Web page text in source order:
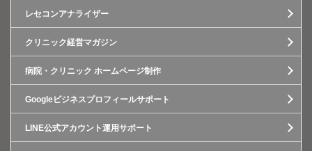
レセコンアナライザー
クリニック経営マガジン
病院・クリニック ホームページ制作
Googleビジネスプロフィールサポート
LINE公式アカウント運用サポート